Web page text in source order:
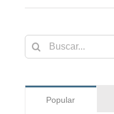
Buscar:
Popular